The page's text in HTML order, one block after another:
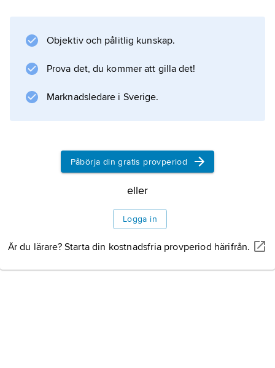
Struktur
Information om artikeln
Objektiv och pålitlig kunskap.
Prova det, du kommer att gilla det!
Marknadsledare i Sverige.
Påbörja din gratis provperiod
eller
Logga in
Är du lärare? Starta din kostnadsfria provperiod härifrån.